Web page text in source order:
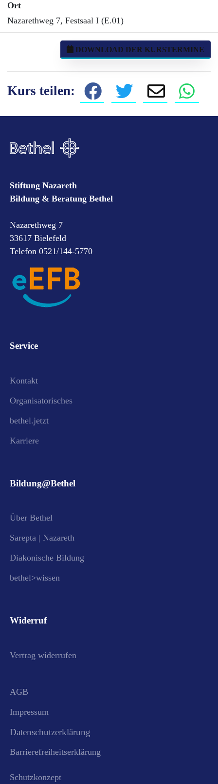
Ort
Nazarethweg 7, Festsaal I (E.01)
DOWNLOAD DER KURSTERMINE
Kurs teilen:
Stiftung Nazareth
Bildung & Beratung Bethel
Nazarethweg 7
33617 Bielefeld
Telefon 0521/144-5770
Service
Kontakt
Organisatorisches
bethel.jetzt
Karriere
Bildung@Bethel
Über Bethel
Sarepta | Nazareth
Diakonische Bildung
bethel>wissen
Widerruf
Vertrag widerrufen
AGB
Impressum
Datenschutzerklärung
Barrierefreiheitserklärung
Schutzkonzept